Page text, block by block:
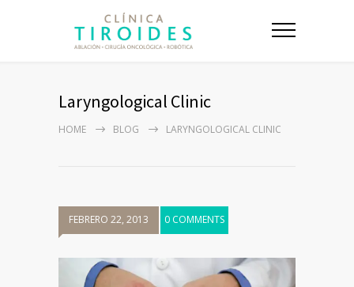
Laryngological Clinic
HOME BLOG LARYNGOLOGICAL CLINIC
FEBRERO 22, 2013 0 COMMENTS